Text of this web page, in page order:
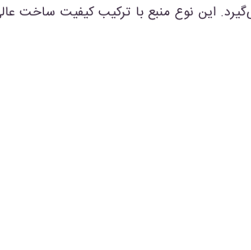
این نوع منبع با ترکیب کیفیت ساخت